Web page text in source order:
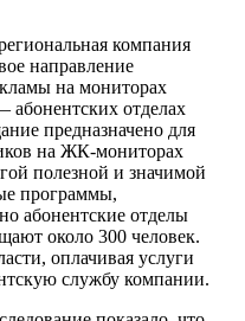
компания
направление
на мониторах
абонентских отделах
предназначено для
на ЖК-мониторах
полезной и значимой
программы,
абонентские отделы
около 300 человек.
оплачивая услуги
службу компании.